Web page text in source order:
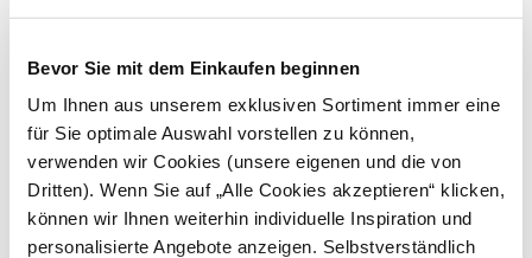
Bevor Sie mit dem Einkaufen beginnen
Um Ihnen aus unserem exklusiven Sortiment immer eine
für Sie optimale Auswahl vorstellen zu können,
verwenden wir Cookies (unsere eigenen und die von
Dritten). Wenn Sie auf „Alle Cookies akzeptieren“ klicken,
können wir Ihnen weiterhin individuelle Inspiration und
personalisierte Angebote anzeigen. Selbstverständlich
Graue Kniestrümpfe mit Zopfmuster - L8995R3.031920